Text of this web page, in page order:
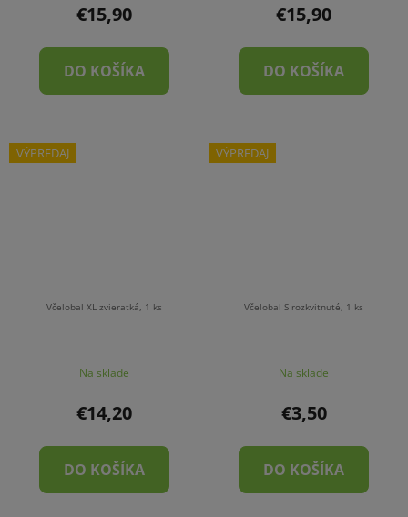
€15,90
DO KOŠÍKA
€15,90
DO KOŠÍKA
VÝPREDAJ
Včelobal XL zvieratká, 1 ks
Na sklade
€14,20
DO KOŠÍKA
VÝPREDAJ
Včelobal S rozkvitnuté, 1 ks
Na sklade
€3,50
DO KOŠÍKA